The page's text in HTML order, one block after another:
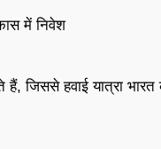
में निवेश
हवाई यात्रा भारत